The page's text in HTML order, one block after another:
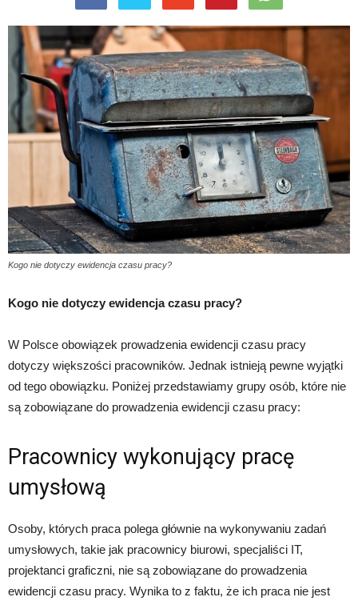
Kogo nie dotyczy ewidencja czasu pracy?
Kogo nie dotyczy ewidencja czasu pracy?
W Polsce obowiązek prowadzenia ewidencji czasu pracy
dotyczy większości pracowników. Jednak istnieją pewne wyjątki
od tego obowiązku. Poniżej przedstawiamy grupy osób, które nie
są zobowiązane do prowadzenia ewidencji czasu pracy:
Pracownicy wykonujący pracę
umysłową
Osoby, których praca polega głównie na wykonywaniu zadań
umysłowych, takie jak pracownicy biurowi, specjaliści IT,
projektanci graficzni, nie są zobowiązane do prowadzenia
ewidencji czasu pracy. Wynika to z faktu, że ich praca nie jest